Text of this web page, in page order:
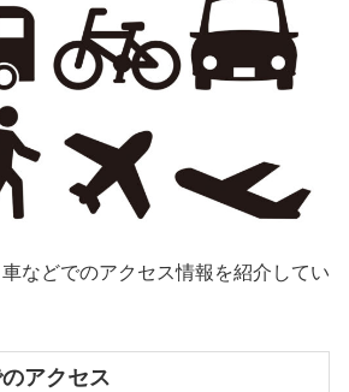
などでのアクセス情報を紹介してい
アクセス